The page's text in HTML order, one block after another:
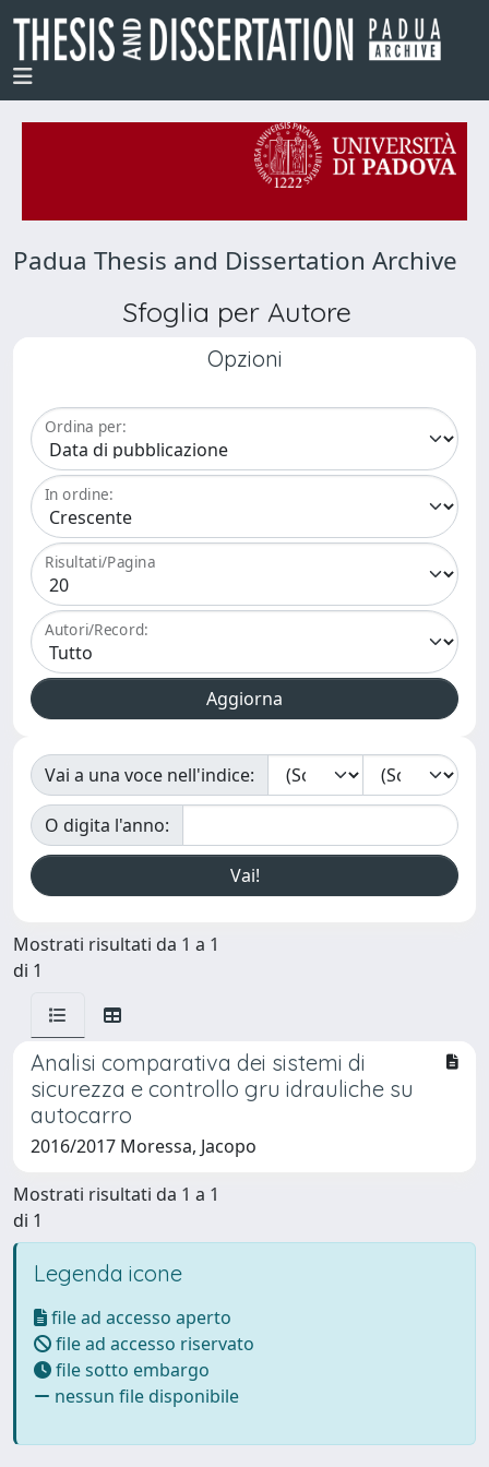
Padua Thesis and Dissertation Archive
Sfoglia per Autore
Opzioni
Ordina per:
In ordine:
Risultati/Pagina
Autori/Record:
Vai a una voce nell'indice:
O digita l'anno:
Mostrati risultati da 1 a 1
di 1
Analisi comparativa dei sistemi di
sicurezza e controllo gru idrauliche su
autocarro
2016/2017 Moressa, Jacopo
Mostrati risultati da 1 a 1
di 1
Legenda icone
file ad accesso aperto
file ad accesso riservato
file sotto embargo
nessun file disponibile